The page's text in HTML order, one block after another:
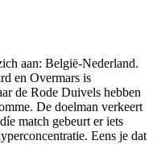
aan: België-Nederland.
en Overmars is
de Rode Duivels hebben
De doelman verkeert
match gebeurt er iets
Eens je dat